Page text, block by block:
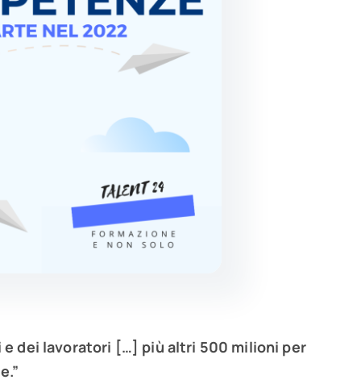
e dei lavoratori […] più altri 500 milioni per